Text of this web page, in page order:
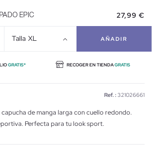
EPIC 27,99 €
Talla XL AÑADIR
GRATIS* RECOGER EN TIENDAGRATIS
Ref. : 321026661
de manga larga con cuello redondo.
Perfecta para tu look sport.